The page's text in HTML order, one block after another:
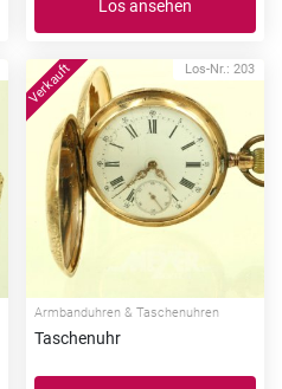
Los ansehen
Los-Nr.: 203
Armbanduhren & Taschenuhren
Taschenuhr